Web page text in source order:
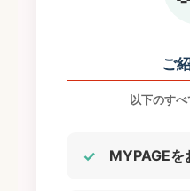
ご
以下のす
MYPAGEを